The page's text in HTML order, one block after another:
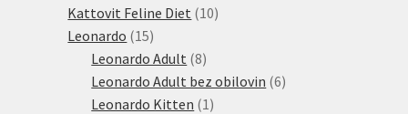
produktů
Kattovit Feline Diet 1010
Leonardo 1515
produktů
Leonardo Adult 88
produktů
Leonardo Adult bez obilovin 66
Leonardo Kitten 1 1